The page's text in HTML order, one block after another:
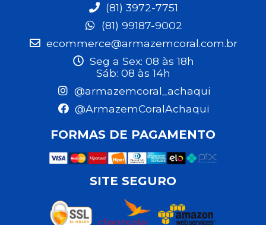
(81) 3972-7751
(81) 99187-9002
ecommerce@armazemcoral.com.br
Seg a Sex: 08 às 18h
Sáb: 08 às 14h
@armazemcoral_achaqui
@ArmazemCoralAchaqui
FORMAS DE PAGAMENTO
SITE SEGURO